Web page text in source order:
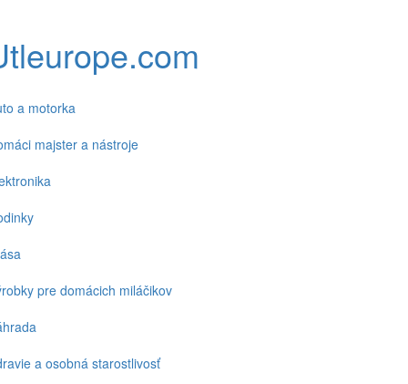
a motorka
majster a nástroje
pre domácich miláčikov
a osobná starostlivosť